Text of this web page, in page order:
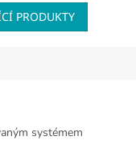
PRODUKTY
systémem